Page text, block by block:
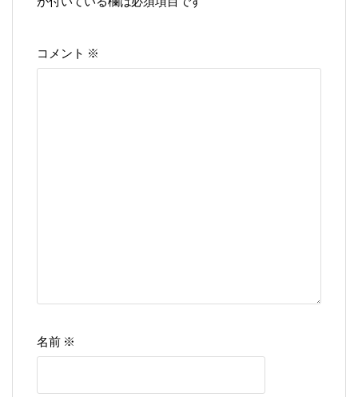
コメント ※
名前 ※